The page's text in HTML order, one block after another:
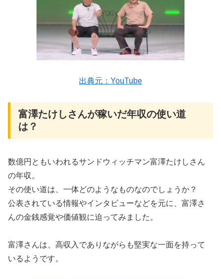
出典元：YouTube
富澤たけしさんが稼いだ年収の使い道
は？
数億円ともいわれるサンドウィッチマン富澤たけしさん
の年収。
その使い道は、一体どのようなものなのでしょうか？
公表されている情報やインタビューなどを元に、富澤さ
んの金銭感覚や価値観に迫ってみました。
富澤さんは、高収入でありながらも堅実な一面を持って
いるようです。